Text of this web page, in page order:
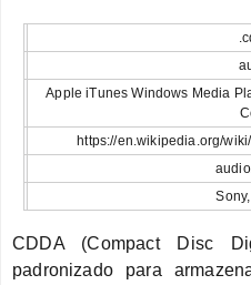
Apple iTunes Windows Media
https://en.wikipedia.org/
CDDA (Compact Disc
padronizado para